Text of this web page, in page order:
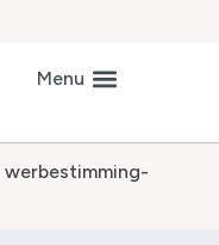
werbestimming-